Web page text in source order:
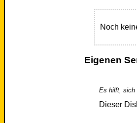
Noch
Eigenen
Es hilft, sich
Dieser